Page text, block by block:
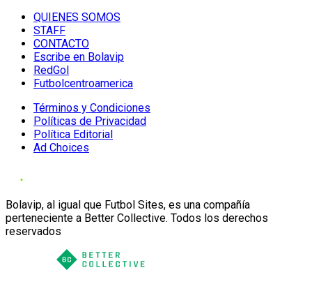
QUIENES SOMOS
STAFF
CONTACTO
Escribe en Bolavip
RedGol
Futbolcentroamerica
Términos y Condiciones
Políticas de Privacidad
Política Editorial
Ad Choices
Bolavip, al igual que Futbol Sites, es una compañía
perteneciente a Better Collective. Todos los derechos
reservados